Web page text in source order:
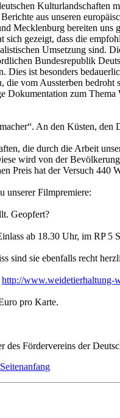
Kulturlandschaften
aus unseren
Mecklenburg bereiten
sich gezeigt, dass die
Umsetzung sind.
Bundesrepublik
Dies ist besonders
die vom Aussterben
Dokumentation zum
An den Küsten,
die durch die Arbeit
wird von der
Preis hat der Versuch 440
unserer Filmpremiere:
Geopfert?
ab 18.30 Uhr, im RP 5
sind sie ebenfalls recht
http://www.weidetierhaltung-
pro Karte.
des Fördervereins der